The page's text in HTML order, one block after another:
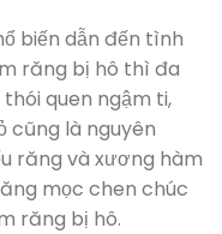
biến dẫn đến tình
răng bị hô thì đa
quen ngậm ti,
cũng là nguyên
răng và xương hàm
mọc chen chúc
răng bị hô.